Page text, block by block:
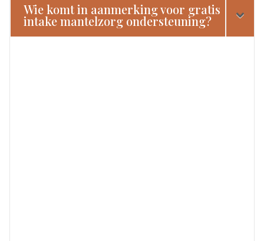
Wie komt in aanmerking voor gratis
intake mantelzorg ondersteuning?